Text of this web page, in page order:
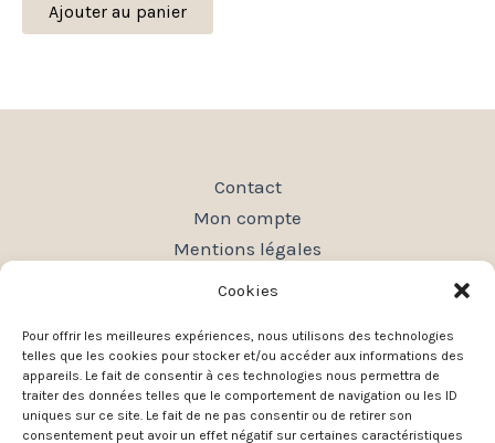
Cookies
Pour offrir les meilleures expériences, nous utilisons des technologies
telles que les cookies pour stocker et/ou accéder aux informations des
appareils. Le fait de consentir à ces technologies nous permettra de
traiter des données telles que le comportement de navigation ou les ID
uniques sur ce site. Le fait de ne pas consentir ou de retirer son
consentement peut avoir un effet négatif sur certaines caractéristiques
Ajouter au panier
Contact
Mon compte
Mentions légales
Conditions générales de vente
Plan du site